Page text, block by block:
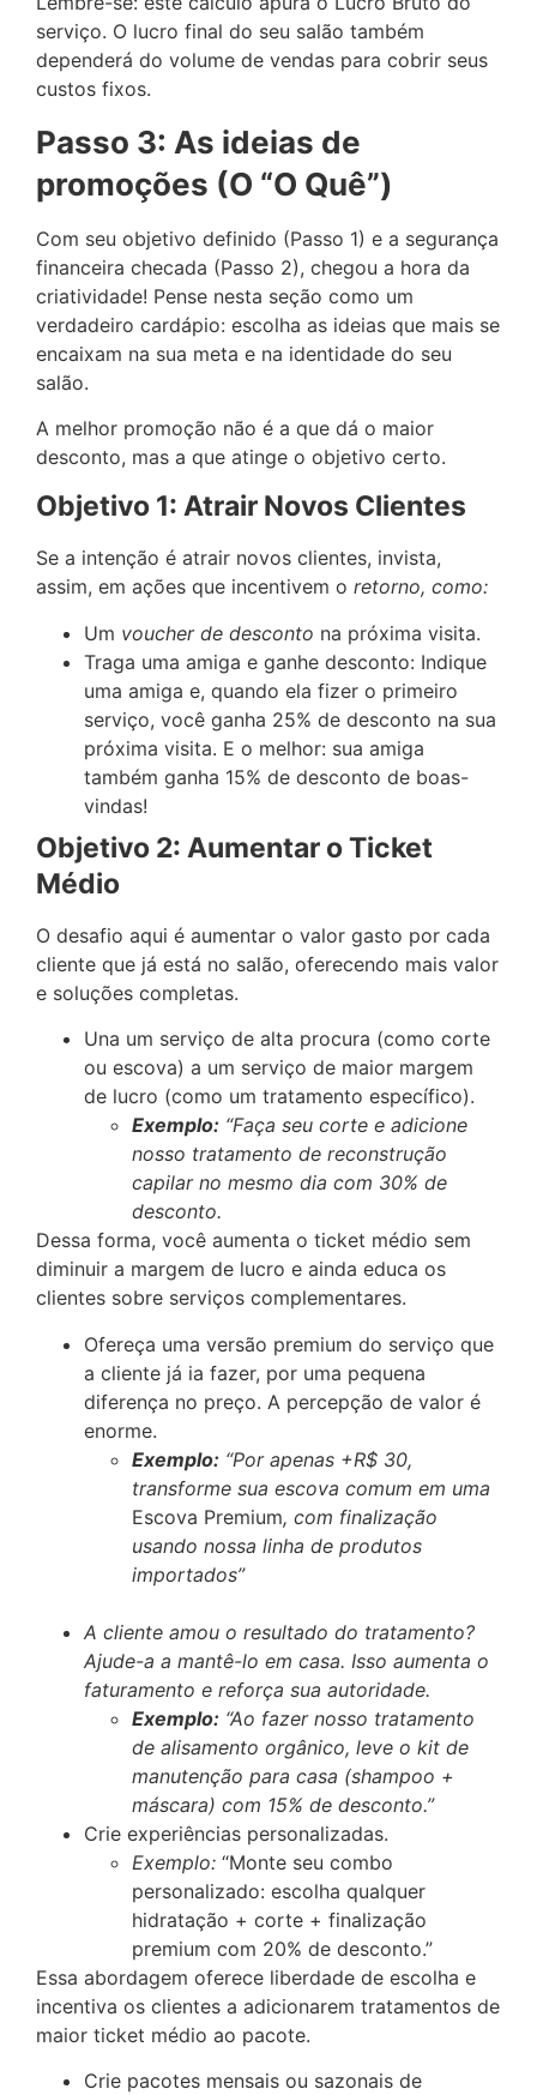
serviço. O lucro final do seu salão também
dependerá do volume de vendas para cobrir seus
custos fixos.
Passo 3: As ideias de
promoções (O “O Quê”)
Com seu objetivo definido (Passo 1) e a segurança
financeira checada (Passo 2), chegou a hora da
criatividade! Pense nesta seção como um
verdadeiro cardápio: escolha as ideias que mais se
encaixam na sua meta e na identidade do seu
salão.
A melhor promoção não é a que dá o maior
desconto, mas a que atinge o objetivo certo.
Objetivo 1: Atrair Novos Clientes
Se a intenção é atrair novos clientes, invista,
assim, em ações que incentivem o retorno, como:
Um voucher de desconto na próxima visita.
Traga uma amiga e ganhe desconto: Indique
uma amiga e, quando ela fizer o primeiro
serviço, você ganha 25% de desconto na sua
próxima visita. E o melhor: sua amiga
também ganha 15% de desconto de boas-
vindas!
Objetivo 2: Aumentar o Ticket
Médio
O desafio aqui é aumentar o valor gasto por cada
cliente que já está no salão, oferecendo mais valor
e soluções completas.
Una um serviço de alta procura (como corte
ou escova) a um serviço de maior margem
de lucro (como um tratamento específico).
Exemplo: “Faça seu corte e adicione
nosso tratamento de reconstrução
capilar no mesmo dia com 30% de
desconto.
Dessa forma, você aumenta o ticket médio sem
diminuir a margem de lucro e ainda educa os
clientes sobre serviços complementares.
Ofereça uma versão premium do serviço que
a cliente já ia fazer, por uma pequena
diferença no preço. A percepção de valor é
enorme.
Exemplo: “Por apenas +R$ 30,
transforme sua escova comum em uma
Escova Premium, com finalização
usando nossa linha de produtos
importados”
A cliente amou o resultado do tratamento?
Ajude-a a mantê-lo em casa. Isso aumenta o
faturamento e reforça sua autoridade.
Exemplo: “Ao fazer nosso tratamento
de alisamento orgânico, leve o kit de
manutenção para casa (shampoo +
máscara) com 15% de desconto.”
Crie experiências personalizadas.
Exemplo: “Monte seu combo
personalizado: escolha qualquer
hidratação + corte + finalização
premium com 20% de desconto.”
Essa abordagem oferece liberdade de escolha e
incentiva os clientes a adicionarem tratamentos de
maior ticket médio ao pacote.
Crie pacotes mensais ou sazonais de